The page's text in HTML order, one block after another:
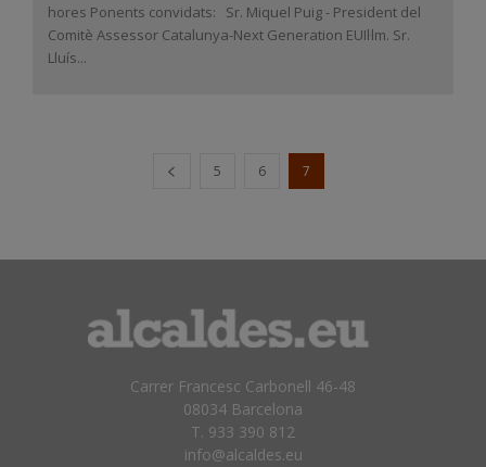
hores Ponents convidats: Sr. Miquel Puig - President del
Comitè Assessor Catalunya-Next Generation EUIl·lm. Sr.
Lluís...
5 6 7
Carrer Francesc Carbonell 46-48
08034 Barcelona
T. 933 390 812
info@alcaldes.eu